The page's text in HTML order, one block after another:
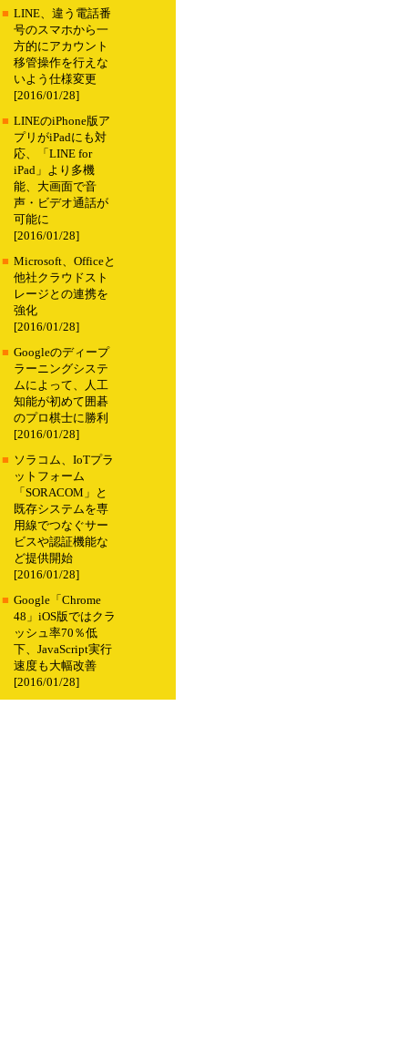
■ LINE、違う電話番
号のスマホから一
方的にアカウント
移管操作を行えな
いよう仕様変更
[2016/01/28]
■ LINEのiPhone版ア
プリがiPadにも対
応、「LINE for
iPad」より多機
能、大画面で音
声・ビデオ通話が
可能に
[2016/01/28]
■ Microsoft、Officeと
他社クラウドスト
レージとの連携を
強化
[2016/01/28]
■ Googleのディープ
ラーニングシステ
ムによって、人工
知能が初めて囲碁
のプロ棋士に勝利
[2016/01/28]
■ ソラコム、IoTプラ
ットフォーム
「SORACOM」と
既存システムを専
用線でつなぐサー
ビスや認証機能な
ど提供開始
[2016/01/28]
■ Google「Chrome
48」iOS版ではクラ
ッシュ率70％低
下、JavaScript実行
速度も大幅改善
[2016/01/28]